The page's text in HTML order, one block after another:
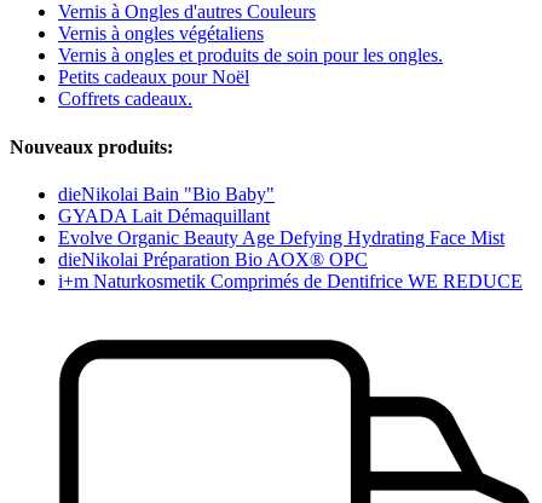
Vernis à Ongles d'autres Couleurs
Vernis à ongles végétaliens
Vernis à ongles et produits de soin pour les ongles.
Petits cadeaux pour Noël
Coffrets cadeaux.
Nouveaux produits:
dieNikolai Bain "Bio Baby"
GYADA Lait Démaquillant
Evolve Organic Beauty Age Defying Hydrating Face Mist
dieNikolai Préparation Bio AOX® OPC
i+m Naturkosmetik Comprimés de Dentifrice WE REDUCE